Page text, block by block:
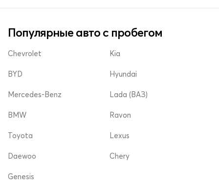
Популярные авто с пробегом
Chevrolet
BYD
Mercedes-Benz
Kia
Hyundai
Lada (ВАЗ)
BMW
Toyota
Daewoo
Ravon
Lexus
Chery
Genesis